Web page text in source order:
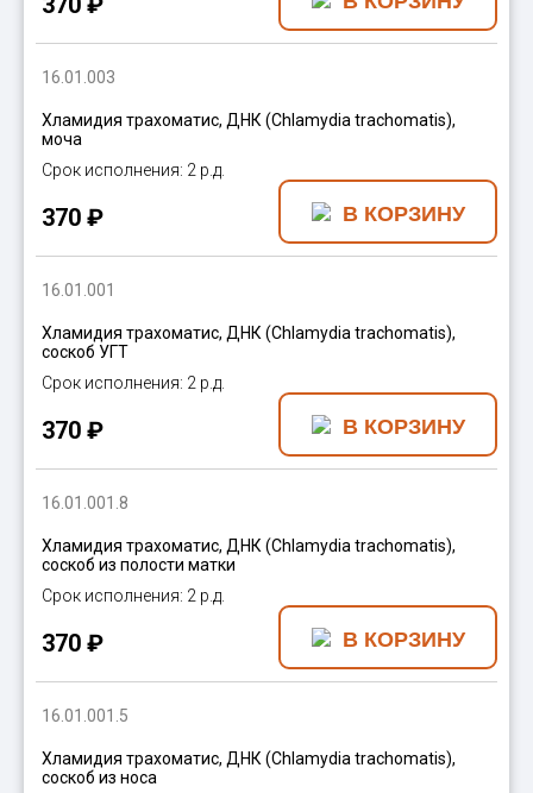
16.01.003
Хламидия трахоматис, ДНК (Chlamydia trachomatis),
моча
2 р.д.
370 ₽
16.01.001
Хламидия трахоматис, ДНК (Chlamydia trachomatis),
соскоб УГТ
2 р.д.
370 ₽
16.01.001.8
Хламидия трахоматис, ДНК (Chlamydia trachomatis),
соскоб из полости матки
2 р.д.
370 ₽
16.01.001.5
Хламидия трахоматис, ДНК (Chlamydia trachomatis),
соскоб из носа